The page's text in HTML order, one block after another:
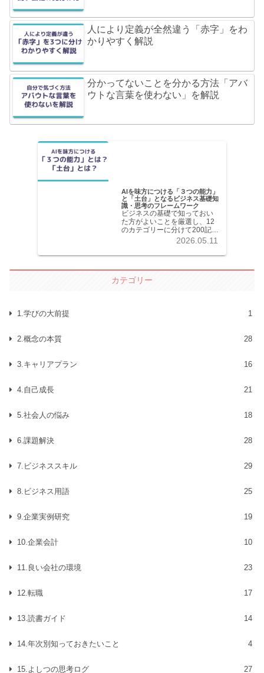
人により定義が全然違う「赤字」をわ
かりやすく解説
分かってないことを分かる方法「アバ
ウトな言葉を使わない」を解説
AIを味方につける「３つの能力」
と「土台」となるビジネス基礎知
識・思考のフレームワーク
ビジネスの基礎で知っておい
た方がよいことを厳選し、12
のカテゴリーに分けて200記事
以上を掲載しています。各記
ます。
2026.05.11
カテゴリー
1.学びの大前提 1
2.概念の本質 28
3.キャリアプラン 16
4.自己成長 21
5.社会人の悩み 18
6.課題解決 28
7.ビジネススキル 29
8.ビジネス用語 25
9.企業実例研究 19
10.企業会計 10
11.良い会社の環境 23
12.転職 17
13.読書ガイド 14
14.年次別知っておきたいこと 4
15.よしつの思考ログ 27